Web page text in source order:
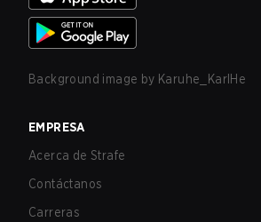
Background image by Karuhe_KarlHe
EMPRESA
Acerca de Strafe
Contáctanos
Carreras